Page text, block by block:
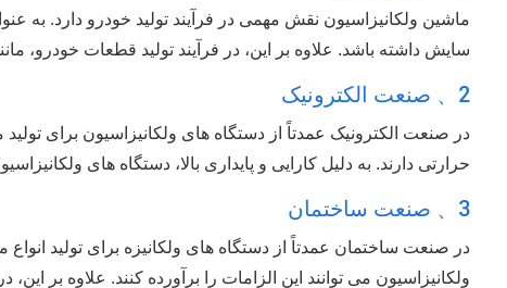
ماشین ولکانیزاسیون نقش مهمی در فرآیند تولید خودرو دارد. به
سایش داشته باشد. علاوه بر این، در فرآیند تولید قطعات خودرو،
2、 صنعت الکترونیک
در صنعت الکترونیک عمدتاً از دستگاه های ولکانیزاسیون برای
حرارتی دارند. به دلیل کارایی و پایداری بالا، دستگاه های
3、 صنعت ساختمان
در صنعت ساختمان عمدتاً از دستگاه های ولکانیزه برای تولید
ولکانیزاسیون می توانند این الزامات را برآورده کنند. علاوه بر